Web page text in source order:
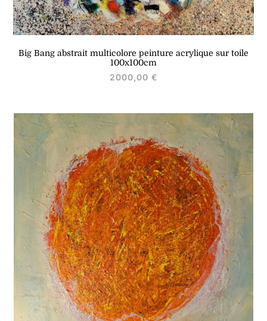
Big Bang abstrait multicolore peinture acrylique sur toile
100x100cm
2000,00 €